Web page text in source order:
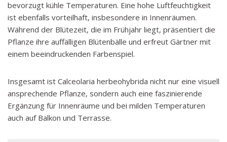
bevorzugt kühle Temperaturen. Eine hohe Luftfeuchtigkeit
ist ebenfalls vorteilhaft, insbesondere in Innenräumen.
Während der Blütezeit, die im Frühjahr liegt, präsentiert die
Pflanze ihre auffälligen Blütenbälle und erfreut Gärtner mit
einem beeindruckenden Farbenspiel.
Insgesamt ist Calceolaria herbeohybrida nicht nur eine visuell
ansprechende Pflanze, sondern auch eine faszinierende
Ergänzung für Innenräume und bei milden Temperaturen
auch auf Balkon und Terrasse.